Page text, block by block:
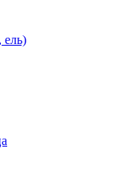
ель)